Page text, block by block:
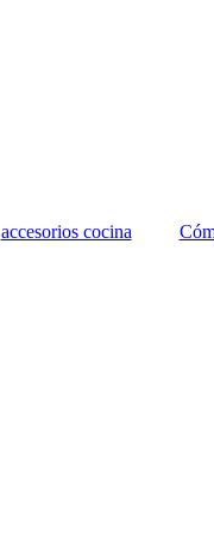
accesorios cocina